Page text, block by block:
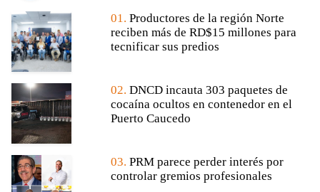
01. Productores de la región Norte
reciben más de RD$15 millones para
tecnificar sus predios
02. DNCD incauta 303 paquetes de
cocaína ocultos en contenedor en el
Puerto Caucedo
03. PRM parece perder interés por
controlar gremios profesionales